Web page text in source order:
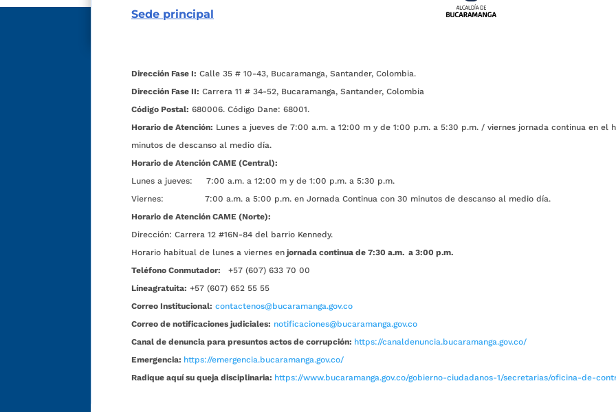
Sede principal
Dirección Fase I: Calle 35 # 10-43, Bucaramanga, Santander, Colombia.
Dirección Fase II: Carrera 11 # 34-52, Bucaramanga, Santander, Colombia
Código Postal: 680006. Código Dane: 68001.
Horario de Atención: Lunes a jueves de 7:00 a.m. a 12:00 m y de 1:00 p.m. a 5:30 p.m. / viernes jornada continua en el
minutos de descanso al medio día.
Horario de Atención CAME (Central):
Lunes a jueves: 7:00 a.m. a 12:00 m y de 1:00 p.m. a 5:30 p.m.
Viernes: 7:00 a.m. a 5:00 p.m. en Jornada Continua con 30 minutos de descanso al medio día.
Horario de Atención CAME (Norte):
Dirección: Carrera 12 #16N-84 del barrio Kennedy.
Horario habitual de lunes a viernes en jornada continua de 7:30 a.m. a 3:00 p.m.
Teléfono Conmutador:
+57 (607) 633 70 00
Líneagratuita: +57 (607) 652 55 55
Correo Institucional: contactenos@bucaramanga.gov.co
Correo de notificaciones judiciales: notificaciones@bucaramanga.gov.co
Canal de denuncia para presuntos actos de corrupción: https://canaldenuncia.bucaramanga.gov.co/
Emergencia: https://emergencia.bucaramanga.gov.co/
Radique aquí su queja disciplinaria: https://www.bucaramanga.gov.co/gobierno-ciudadanos-1/secretarias/oficina-de-